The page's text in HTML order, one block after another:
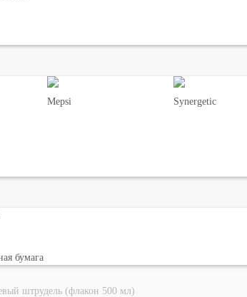
Mepsi Synergetic
бумага
штрудель (флакон 500 мл)